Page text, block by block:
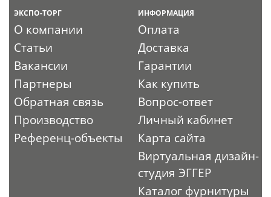
ЭКСПО-ТОРГ
О компании
Статьи
Вакансии
Партнеры
Обратная связь
Производство
Референц-объекты
ИНФОРМАЦИЯ
Оплата
Доставка
Гарантии
Как купить
Вопрос-ответ
Личный кабинет
Карта сайта
Виртуальная дизайн-
студия ЭГГЕР
Каталог фурнитуры